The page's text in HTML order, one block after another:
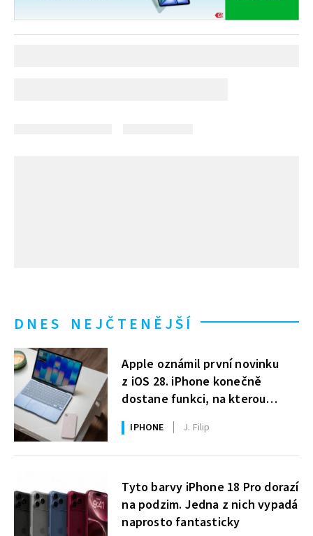
DNES NEJČTENĚJŠÍ
Apple oznámil první novinku
z iOS 28. iPhone konečně
dostane funkci, na kterou
uživatelé Windows čekají roky
IPHONE J. Filip
Tyto barvy iPhone 18 Pro dorazí
na podzim. Jedna z nich vypadá
naprosto fantasticky